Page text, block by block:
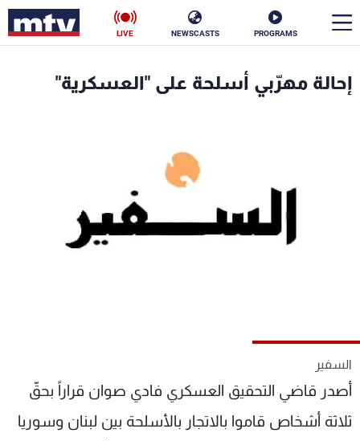
PROGRAMS
NEWSCASTS
LIVE
إحالة مهرّبي أسلحة على "العسكرية"
السفير
أصدر قاضي التحقيق العسكري فادي صوان قراراً بحقّ
ثلاثة أشخاص قاموا بالاتجار بالأسلحة بين لبنان وسوريا
الأخبار
فن
رياضة
جدول البرامج
شاهد البرامج
الترددات